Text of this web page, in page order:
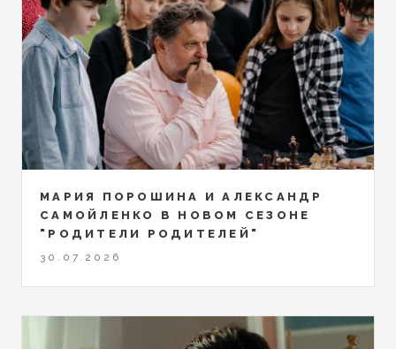
МАРИЯ ПОРОШИНА И АЛЕКСАНДР
САМОЙЛЕНКО В НОВОМ СЕЗОНЕ
"РОДИТЕЛИ РОДИТЕЛЕЙ"
30.07.2026